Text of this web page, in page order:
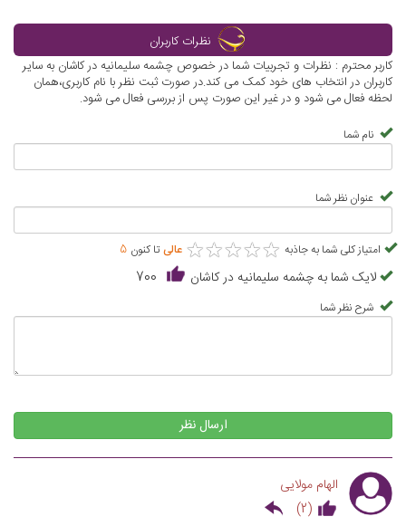
نظرات کاربران
کاربر محترم : نظرات و تجربیات شما در خصوص چشمه سلیمانیه در کاشان به سایر
کاربران در انتخاب های خود کمک می کند.در صورت ثبت نظر با نام کاربری،همان
لحظه فعال می شود و در غیر این صورت پس از بررسی فعال می شود.
نام شما
عنوان نظر شما
امتیاز کلی شما به جاذبه ★★★★★
★★★★★ عالی تا کنون 5
لایک شما به چشمه سلیمانیه در کاشان 700
شرح نظر شما
ارسال نظر
الهام مولایی
(
2
)